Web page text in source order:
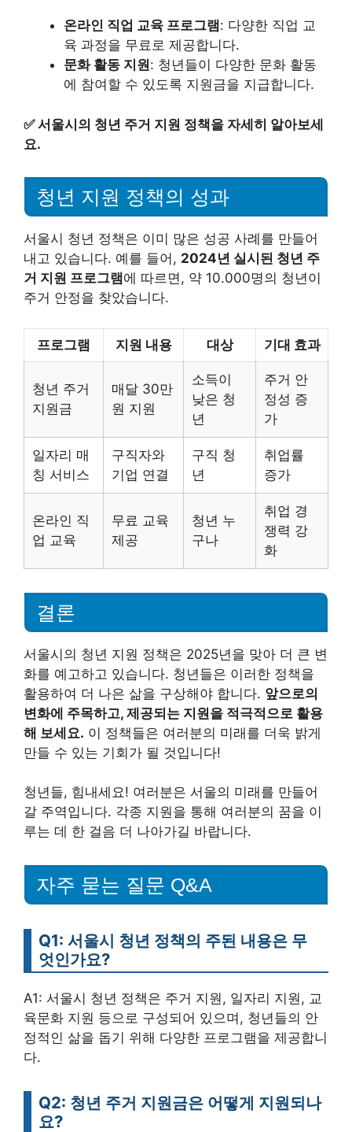
온라인 직업 교육 프로그램: 다양한 직업 교
육 과정을 무료로 제공합니다.
문화 활동 지원: 청년들이 다양한 문화 활동
에 참여할 수 있도록 지원금을 지급합니다.
✅서울시의 청년 주거 지원 정책을 자세히 알아보세
요.
청년 지원 정책의 성과
서울시 청년 정책은 이미 많은 성공 사례를 만들어
내고 있습니다. 예를 들어, 2024년 실시된 청년 주
거 지원 프로그램에 따르면, 약 10.000명의 청년이
주거 안정을 찾았습니다.
프로그램 지원 내용 대상 기대 효과
청년 주거
지원금
매달 30만
원 지원
소득이
낮은 청
년
주거 안
정성 증
가
일자리 매
칭 서비스
구직자와
기업 연결
구직 청
년
취업률
증가
온라인 직
업 교육
무료 교육
제공
청년 누
구나
취업 경
쟁력 강
화
결론
서울시의 청년 지원 정책은 2025년을 맞아 더 큰 변
화를 예고하고 있습니다. 청년들은 이러한 정책을
활용하여 더 나은 삶을 구상해야 합니다. 앞으로의
변화에 주목하고, 제공되는 지원을 적극적으로 활용
해 보세요. 이 정책들은 여러분의 미래를 더욱 밝게
만들 수 있는 기회가 될 것입니다!
청년들, 힘내세요! 여러분은 서울의 미래를 만들어
갈 주역입니다. 각종 지원을 통해 여러분의 꿈을 이
루는 데 한 걸음 더 나아가길 바랍니다.
자주 묻는 질문 Q&A
Q1: 서울시 청년 정책의 주된 내용은 무
엇인가요?
A1: 서울시 청년 정책은 주거 지원, 일자리 지원, 교
육문화 지원 등으로 구성되어 있으며, 청년들의 안
정적인 삶을 돕기 위해 다양한 프로그램을 제공합니
다.
Q2: 청년 주거 지원금은 어떻게 지원되나
요?